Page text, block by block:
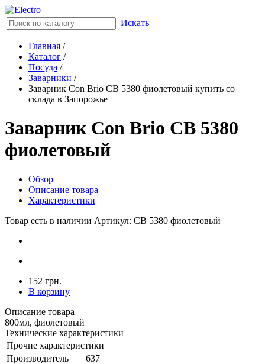
Искать
Главная /
Каталог /
Посуда /
Заварники /
Заварник Con Brio CB 5380 фиолетовый купить со
склада в Запорожье
Заварник Con Brio CB 5380
фиолетовый
Обзор
Описание товара
Характеристики
Товар есть в наличии Артикул: CB 5380 фиолетовый
152 грн.
В корзину
Описание товара
800мл, фиолетовый
Технические характеристики
Прочие характеристики
Производитель
637